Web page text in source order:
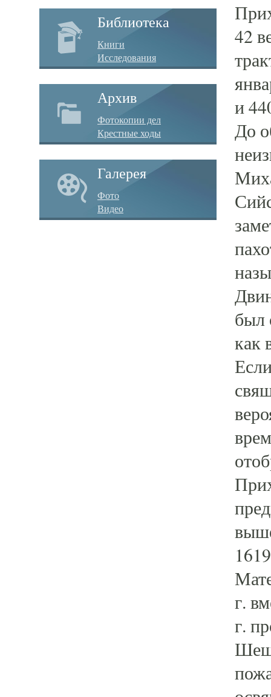
Библиотека
Книги
Исследования
Архив
Фотокопии дел
Крестные ходы
Галерея
Фото
Видео
42
и
До
был
как
г.
г.